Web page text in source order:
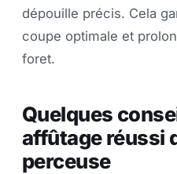
dépouille précis. Cela
coupe optimale et
foret.
Quelques
affûtage réussi
perceuse